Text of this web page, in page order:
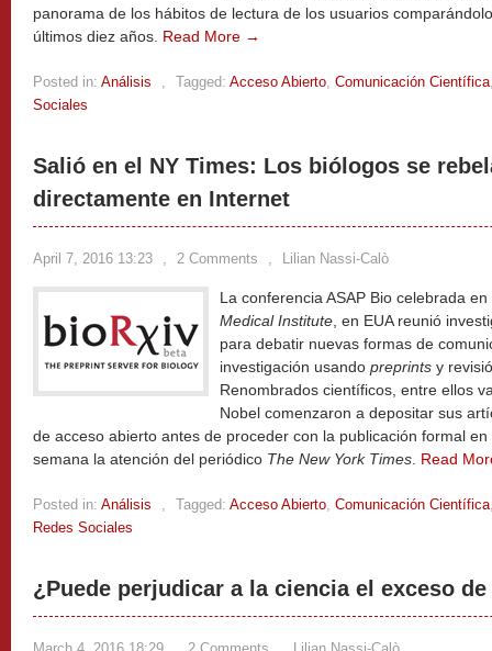
panorama de los hábitos de lectura de los usuarios
últimos diez años. Read More →
Posted in: Análisis , Tagged: Acceso Abierto, Comunicación Científica
Sociales
Salió en el NY Times: Los biólogos se
directamente en Internet
April 7, 2016 13:23 , 2 Comments , Lilian Nassi-Calò
La conferencia ASAP Bio celebrada
Medical Institute , en EUA reunió
para debatir nuevas formas de
investigación usando preprints y
Renombrados científicos, entre ellos
Nobel comenzaron a depositar sus
de acceso abierto antes de proceder con la publicación formal
semana la atención del periódico The New York Times Read
Posted in: Análisis , Tagged: Acceso Abierto, Comunicación Científica
Redes Sociales
¿Puede perjudicar a la ciencia el exceso